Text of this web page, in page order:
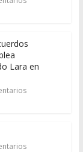
Lara en